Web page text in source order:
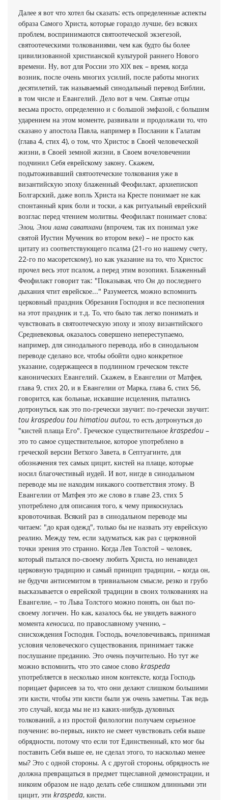
Далее я вот что хотел бы сказать: есть определенные аспекты
образа Самого Христа, которые гораздо лучше, без всяких
проблем, воспринимаются святоотеческой экзегезой,
святоотеческими толкованиями, чем как будто бы более
цивилизованной христианской культурой раннего Нового
времени. Ну, вот для России это XIX век – время, когда
возник, после очень многих усилий, после работы многих
десятилетий, так называемый синодальный перевод Библии,
в том числе и Евангелий. Дело вот в чем. Святые отцы
весьма просто, определенно и с большой эмфазой, с большим
ударением на этом моменте, развивали и продолжали то, что
сказано у апостола Павла, например в Послании к Галатам
(глава 4, стих 4), о том, что Христос в Своей человеческой
жизни, в Своей земной жизни, в Своем вочеловечении
подчинил Себя еврейскому закону. Скажем,
подытоживавший святоотеческие толкования уже в
византийскую эпоху блаженный Феофилакт, архиепископ
Болгарский, даже вопль Христа на Кресте понимает не как
спонтанный крик боли и тоски, а как ритуальный еврейский
возглас перед чтением молитвы. Феофилакт понимает слова:
Элои, Элои лама саватхани (впрочем, так их понимал уже
святой Иустин Мученик во втором веке) – не просто как
цитату из соответствующего псалма (21-го но нашему счету,
22-го по масоретскому), но как указание на то, что Христос
прочел весь этот псалом, а перед этим возопиял. Блаженный
Феофилакт говорит так: "Показывая, что Он до последнего
дыхания чтит еврейское..." Разумеется, можно вспомнить
церковный праздник Обрезания Господня и все песнопения
на этот праздник и т.д. То, что было так легко понимать и
чувствовать в святоотеческую эпоху и эпоху византийского
Средневековья, оказалось совершено непереступаемо,
например, для синодального перевода, ибо в синодальном
переводе сделано все, чтобы обойти одно конкретное
указание, содержащееся в подлинном греческом тексте
канонических Евангелий. Скажем, в Евангелии от Матфея,
глава 9, стих 20, и в Евангелии от Марка, глава 6, стих 56,
говорится, как больные, искавшие исцеления, пытались
дотронуться, как это по-гречески звучит: по-гречески звучит:
tou kraspedou tou himatiou autou, то есть дотронуться до
"кистей плаща Его". Греческое существительное kraspedou –
это то самое существительное, которое употреблено в
греческой версии Ветхого Завета, в Септуагинте, для
обозначения тех самых цицит, кистей на плаще, которые
носил благочестивый иудей. И вот, нигде в синодальном
переводе мы не находим никакого соответствия этому. В
Евангелии от Матфея это же слово в главе 23, стих 5
употреблено для описания того, к чему прикоснулась
кровоточивая. Всякий раз в синодальном переводе мы
читаем: "до края одежд", только бы не назвать эту еврейскую
реалию. Между тем, если задуматься, как раз с церковной
точки зрения это странно. Когда Лев Толстой – человек,
который пытался по-своему любить Христа, но ненавидел
церковную традицию и самый принцип традиции, – когда он,
не будучи антисемитом в тривиальном смысле, резко и грубо
высказывается о еврейской традиции в своих толкованиях на
Евангелие, – то Льва Толстого можно понять, он был по-
своему логичен. Но как, казалось бы, не увидеть важного
момента кеносиса, по православному учению, –
снисхождения Господня. Господь, вочеловечиваясь, принимая
условия человеческого существования, принимает также
послушание преданию. Это очень поучительно. Но тут же
можно вспомнить, что это самое слово kraspeda
употребляется в несколько ином контексте, когда Господь
порицает фарисеев за то, что они делают слишком большими
эти кисти, чтобы эти кисти были уж очень заметны. Так ведь
это случай, когда мы не из каких-нибудь духовных
толкований, а из простой филологии получаем серьезное
поучение: во-первых, никто не смеет чувствовать себя выше
обрядности, потому что если тот Единственный, кто мог бы
поставить Себя выше ее, не сделал этого, то насколько менее
мы? Это с одной стороны. А с другой стороны, обрядность не
должна превращаться в предмет тщеславной демонстрации, и
никоим образом не надо делать себе слишком длинными эти
цицит, эти kraspeda, кисти.